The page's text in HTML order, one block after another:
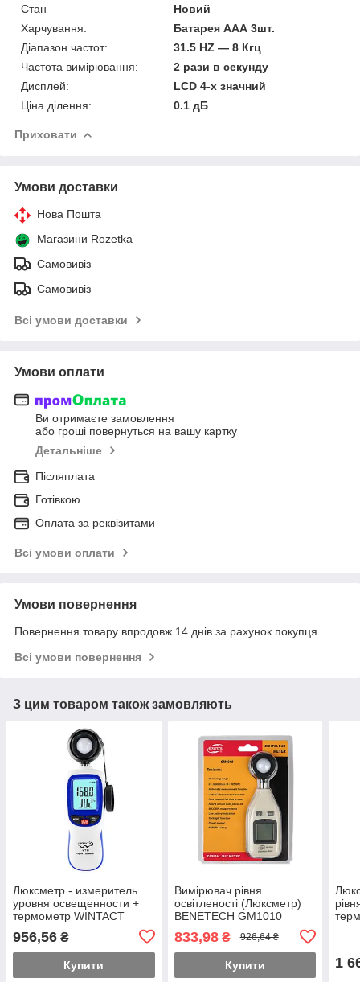
Стан
Новий
Харчування:
Батарея ААА 3шт.
Діапазон частот:
31.5 HZ ― 8 Кгц
Частота вимірювання:
2 рази в секунду
Дисплей:
LCD 4-х значний
Ціна ділення:
0.1 дБ
Приховати
Умови доставки
Нова Пошта
Магазини Rozetka
Самовивіз
Самовивіз
Всі умови доставки
Умови оплати
Ви отримаєте замовлення
або гроші повернуться на вашу картку
Детальніше
Післяплата
Готівкою
Оплата за реквізитами
Всі умови оплати
Умови повернення
Повернення товару впродовж 14 днів за рахунок покупця
Всі умови повернення
З цим товаром також замовляють
Люксметр - измеритель
уровня освещенности +
термометр WINTACT
956,56 ₴
Купити
Вимірювач рівня
освітленості (Люксметр)
BENETECH GM1010
833,98₴ 926,64 ₴
Купити 1